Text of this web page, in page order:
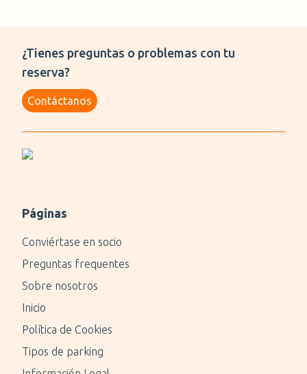
¿Tienes preguntas o problemas con tu
reserva?
Contáctanos
Páginas
Conviértase en socio
Preguntas frequentes
Sobre nosotros
Inicio
Política de Cookies
Tipos de parking